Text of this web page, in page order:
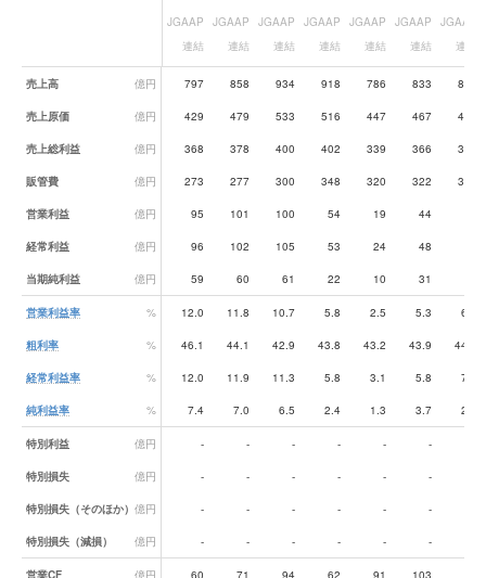
業績データ一覧
JGAAP
連結
JGAAP
連結
JGAAP
連結
JGAAP
連結
JGAAP
連結
JGAAP
連結
JGAAP
連結
売上高 億円 797 858 934 918 786 833 881
売上原価 億円 429 479 533 516 447 467 493
売上総利益 億円 368 378 400 402 339 366 388
販管費 億円 273 277 300 348 320 322 329
営業利益 億円 95 101 100 54 19 44
経常利益 億円 96 102 105 53 24 48
当期純利益 億円 59 60 61 22 10 31
営業利益率 % 12.0 11.8 10.7 5.8 2.5 5.3 6.7
粗利率 % 46.1 44.1 42.9 43.8 43.2 43.9 44.0
経常利益率 % 12.0 11.9 11.3 5.8 3.1 5.8 7.2
純利益率 % 7.4 7.0 6.5 2.4 1.3 3.7 2.7
特別利益 億円 - - - - - -
特別損失 億円 - - - - - -
特別損失（そのほか） 億円 - - - - - -
特別損失（減損） 億円 - - - - - -
営業CF 億円 60 71 94 62 91 103